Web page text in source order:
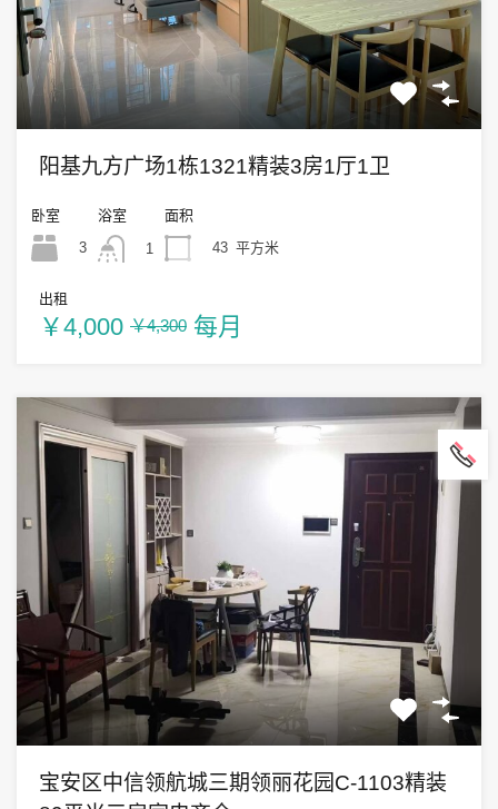
阳基九方广场1栋1321精装3房1厅1卫
卧室
3
浴室
1
面积
43 平方米
出租
￥4,000 ￥4,300 每月
宝安区中信领航城三期领丽花园C-1103精装